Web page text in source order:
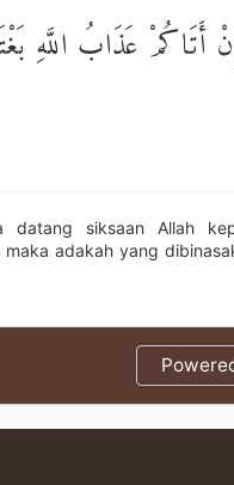
أَتَاكُمْ عَذَابُ اللَّهِ
datang siksaan Allah
adakah yang